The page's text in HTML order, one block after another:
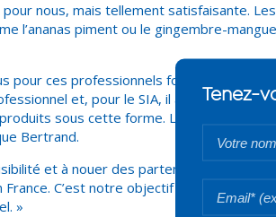
nous, mais tellement satisfaisante.
l’ananas piment ou le gingembre-
pour ces professionnels formés par un
et, pour le SIA, il a été notre
sous cette forme. La texture est
Bertrand.
et à nouer des partenariats. « Nous
C’est notre objectif : faire aimer
»